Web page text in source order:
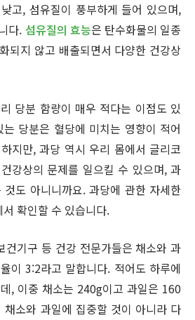
고, 섬유질이 풍부하게 들어 있으며,
다. 섬유질의 효능은 탄수화물의 일종
되지 않고 배출되면서 다양한 건강상
당분 함량이 매우 적다는 이점도 있
당분은 혈당에 미치는 영향이 적어
지만, 과당 역시 우리 몸에서 글리코
강상의 문제를 일으킬 수 있으며, 과
도 아니니까요. 과당에 관한 자세한
서 확인할 수 있습니다.
건기구 등 건강 전문가들은 채소와 과
이 3:2라고 말합니다. 적어도 하루에
, 이중 채소는 240g이고 과일은 160
소와 과일에 집중할 것이 아니라 다